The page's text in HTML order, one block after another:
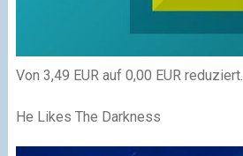
Von 3,49 EUR auf 0,00 EUR reduziert.
He Likes The Darkness